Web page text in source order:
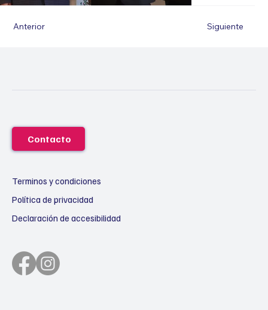
Anterior Siguiente
Contacto
Terminos y condiciones
Política de privacidad
Declaración de accesibilidad